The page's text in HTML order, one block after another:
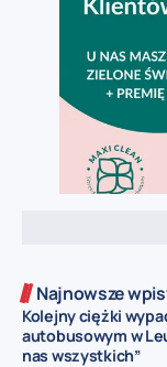
Najnowsze
Kolejny ciężki
autobusowym w
nas wszystkich”